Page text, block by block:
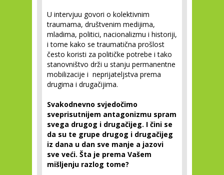
U intervjuu govori o kolektivnim
traumama, društvenim medijima,
mladima, politici, nacionalizmu i historiji,
i tome kako se traumatična prošlost
često koristi za političke potrebe i tako
stanovništvo drži u stanju permanentne
mobilizacije i neprijateljstva prema
drugima i drugačijima.
Svakodnevno svjedočimo
sveprisutnijem antagonizmu spram
svega drugog i drugačijeg. I čini se
da su te grupe drugog i drugačijeg
iz dana u dan sve manje a jazovi
sve veći. Šta je prema Vašem
mišljenju razlog tome?